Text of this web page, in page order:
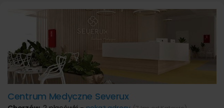
Centrum Medyczne Severux